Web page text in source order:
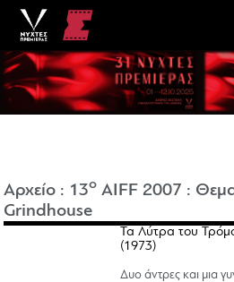
Αρχείο : 13o AIFF 2007 :
Grindhouse
Τα Λύτρα του
(1973)
Δυο άντρες και μια